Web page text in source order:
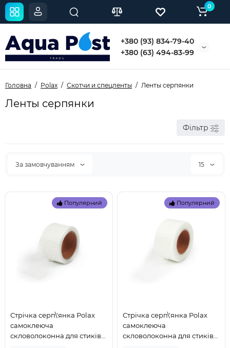
+380 (93) 834-79-40
+380 (63) 494-83-99
0
Головна Polax Скотчи и спецленты Ленты серпянки
Ленты серпянки
Фільтр
За замовчуванням 15
Популярний
Стрічка серп\'янка Polax
самоклеюча
скловолоконна для стиків
Популярний
Стрічка серп\'янка Polax
самоклеюча
скловолоконна для стиків